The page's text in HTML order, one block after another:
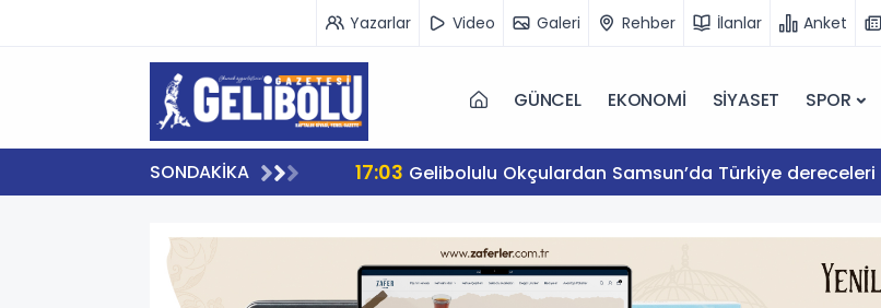
Yazarlar Video Galeri Rehber İlanlar Anket
GÜNCEL EKONOMİ SİYASET SPOR
SONDAKİKA 17:03 Gelibolulu Okçulardan Samsun’da Türkiye dereceleri